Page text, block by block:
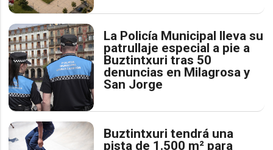
La Policía Municipal lleva su
patrullaje especial a pie a
Buztintxuri tras 50
denuncias en Milagrosa y
San Jorge
Buztintxuri tendrá una
pista de 1.500 m² para